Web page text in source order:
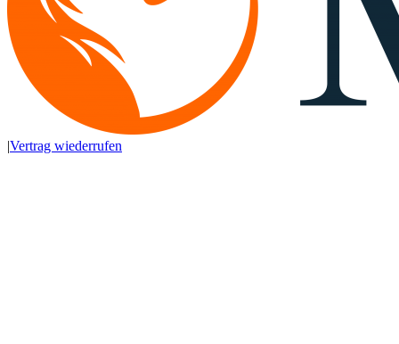
|Vertrag wiederrufen